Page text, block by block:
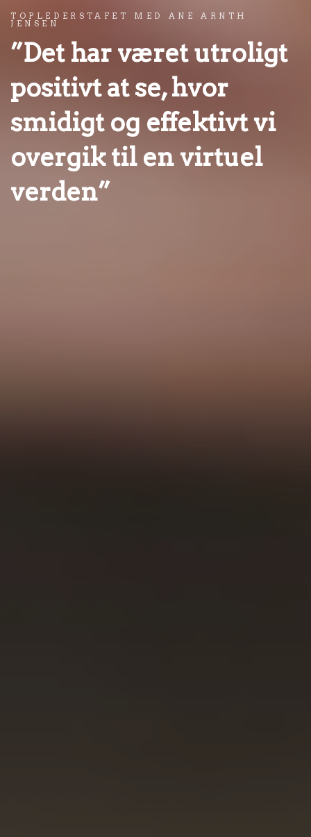
TOPLEDERSTAFET MED ANE ARNTH
JENSEN
”Det har været utroligt
positivt at se, hvor
smidigt og effektivt vi
overgik til en virtuel
verden”